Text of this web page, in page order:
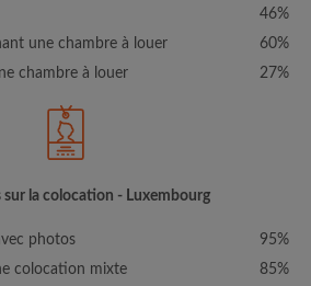
46%
une chambre à louer
60%
chambre à louer
27%
la colocation - Luxembourg
photos
95%
colocation mixte
85%